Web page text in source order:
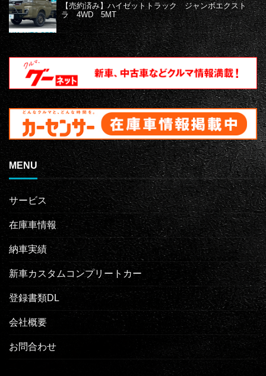
【売約済み】ハイゼットトラック ジャンボエクスト
ラ 4WD 5MT
MENU
サービス
在庫車情報
納車実績
新車カスタムコンプリートカー
登録書類DL
会社概要
お問合わせ